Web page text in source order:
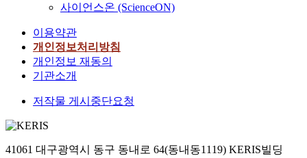
사이언스온 (ScienceON)
이용약관
개인정보처리방침
개인정보 재동의
기관소개
저작물 게시중단요청
41061 대구광역시 동구 동내로 64(동내동1119) KERIS빌딩